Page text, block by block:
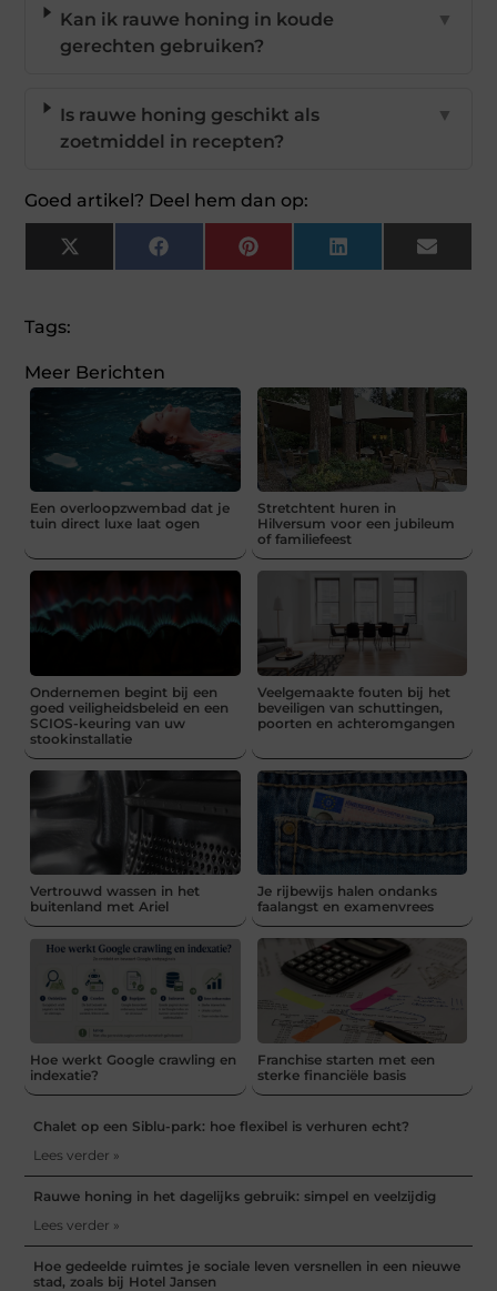
Kan ik rauwe honing in koude
gerechten gebruiken?
▼
Is rauwe honing geschikt als
zoetmiddel in recepten?
▼
Goed artikel? Deel hem dan op:
X
(Twitter)
FacebookPinterestLinkedIn Email
Tags:
Meer Berichten
Een overloopzwembad dat je
tuin direct luxe laat ogen
Stretchtent huren in
Hilversum voor een jubileum
of familiefeest
Ondernemen begint bij een
goed veiligheidsbeleid en een
SCIOS-keuring van uw
stookinstallatie
Veelgemaakte fouten bij het
beveiligen van schuttingen,
poorten en achteromgangen
Vertrouwd wassen in het
buitenland met Ariel
Je rijbewijs halen ondanks
faalangst en examenvrees
Hoe werkt Google crawling en
indexatie?
Franchise starten met een
sterke financiële basis
Chalet op een Siblu-park: hoe flexibel is verhuren echt?
Lees verder »
Rauwe honing in het dagelijks gebruik: simpel en veelzijdig
Lees verder »
Hoe gedeelde ruimtes je sociale leven versnellen in een nieuwe
stad, zoals bij Hotel Jansen